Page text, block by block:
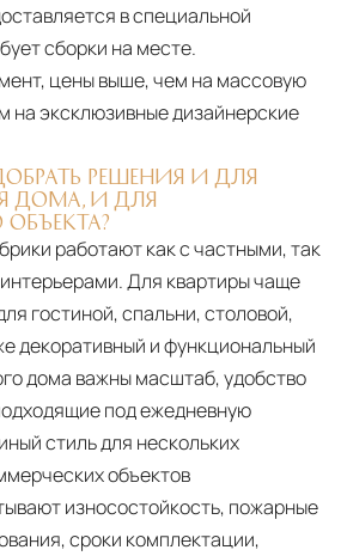
в специальной
сборки на месте.
цены выше, чем на массовую
на эксклюзивные дизайнерские
РЕШЕНИЯ И ДЛЯ
ДОМА, И ДЛЯ
работают как с частными, так
Для квартиры чаще
гостиной, спальни, столовой,
декоративный и функциональный
дома важны масштаб, удобство
под ежедневную
стиль для нескольких
объектов
износостойкость, пожарные
сроки комплектации,